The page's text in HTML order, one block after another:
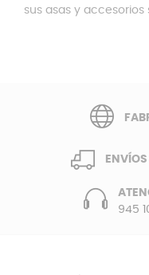
sus asas y accesorios
945